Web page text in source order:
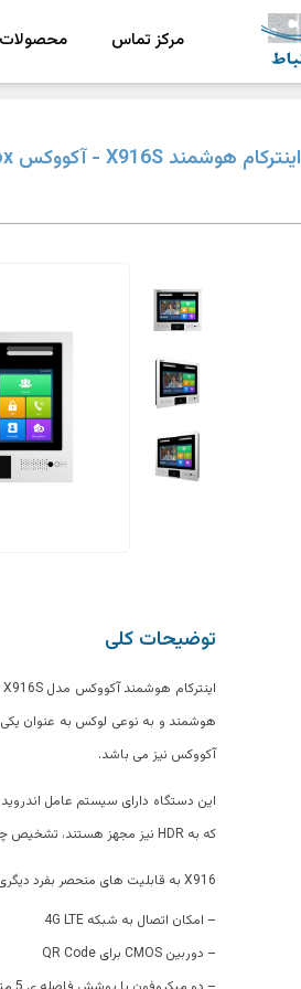
مرکز تماس محصولات
اینترکام هوشمند X916S - آکووکس Akuvox
توضیحات کلی
هوشمند و به نوعی لوکس به عنوان یکی
آکووکس نیز می باشد.
که به HDR نیز مجهز هستند، تشخیص چهره یا Facial Recognition را در لیست قابلیت های خود قرار داده است.
X916 به قابلیت های منحصر بفرد دیگری نیز مجهز شده است که عبارتند از:
– امکان اتصال به شبکه 4G LTE
– دوربین CMOS برای QR Code